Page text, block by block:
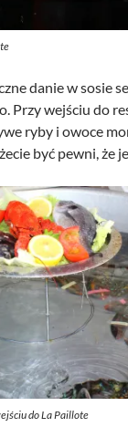
danie w sosie
Przy wejściu do
ryby i owoce
być pewni, że
do La Paillote